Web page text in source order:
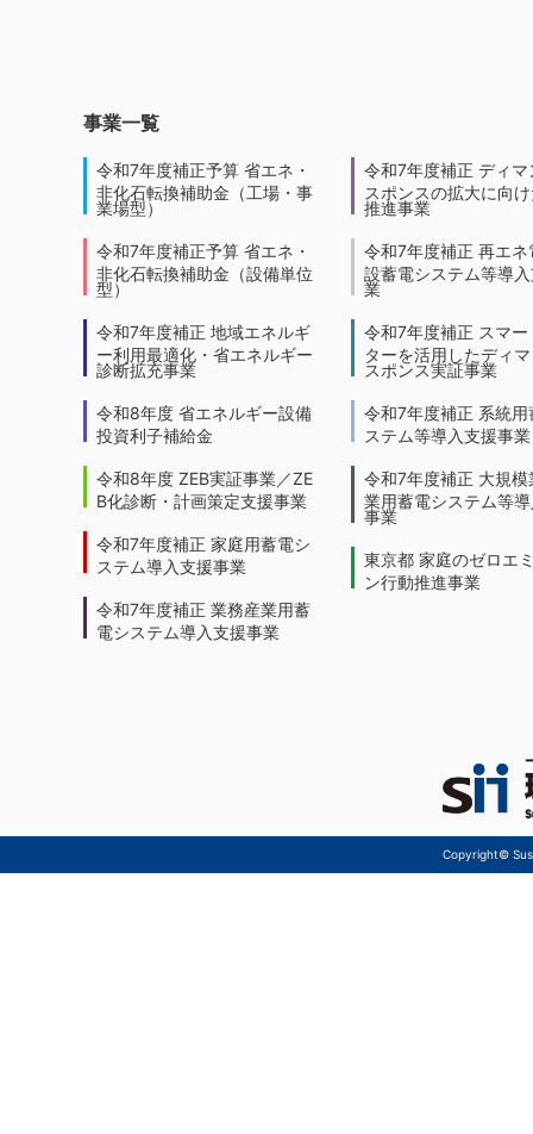
事業一覧
令和7年度補正予算 省エネ・
非化石転換補助金（工場・事
業場型）
令和7年度補正予算 省エネ・
非化石転換補助金（設備単位
型）
令和7年度補正 地域エネルギ
ー利用最適化・省エネルギー
診断拡充事業
令和8年度 省エネルギー設備
投資利子補給金
令和8年度 ZEB実証事業／ZE
B化診断・計画策定支援事業
令和7年度補正 家庭用蓄電シ
ステム導入支援事業
令和7年度補正 業務産業用蓄
電システム導入支援事業
令和7年度補正 ディマ
スポンスの拡大に向
推進事業
令和7年度補正 再エネ
設蓄電システム等導
業
令和7年度補正 スマー
ターを活用したディ
スポンス実証事業
令和7年度補正 系統用
ステム等導入支援事業
令和7年度補正 大規模
業用蓄電システム等
事業
東京都 家庭のゼロエ
ン行動推進事業
Copyright©